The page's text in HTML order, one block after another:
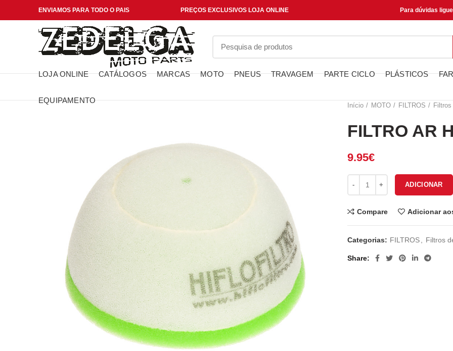
ENVIAMOS PARA TODO O PAIS PREÇOS EXCLUSIVOS LOJA ONLINE Para dúvidas
LOJA ONLINE CATÁLOGOS MARCAS MOTO PNEUS TRAVAGEM PARTE CICLO PLÁSTICOS
EQUIPAMENTO
Início MOTO FILTROS
FILTRO AR
9.95€
ADICIONAR
Compare Adicionar
Categorias: FILTROS Filtros
Share